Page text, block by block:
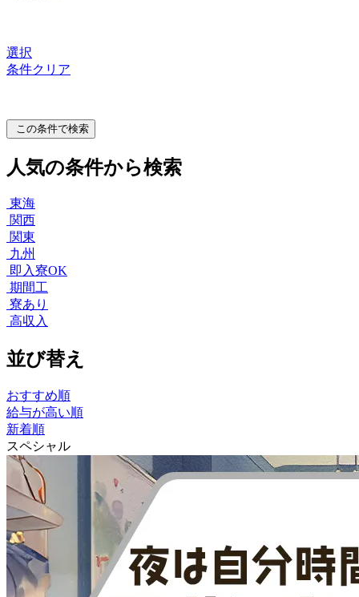
選択
条件クリア
この条件で検索
人気の条件から検索
東海
関西
関東
九州
即入寮OK
期間工
寮あり
高収入
並び替え
おすすめ順
給与が高い順
新着順
スペシャル